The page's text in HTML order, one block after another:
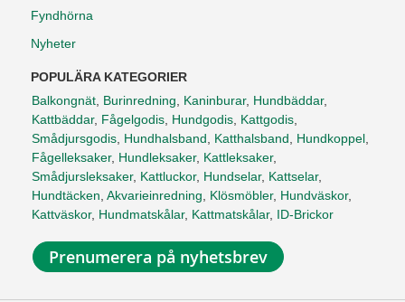
Fyndhörna
Nyheter
POPULÄRA KATEGORIER
Balkongnät, Burinredning, Kaninburar, Hundbäddar,
Kattbäddar, Fågelgodis, Hundgodis, Kattgodis,
Smådjursgodis, Hundhalsband, Katthalsband, Hundkoppel,
Fågelleksaker, Hundleksaker, Kattleksaker,
Smådjursleksaker, Kattluckor, Hundselar, Kattselar,
Hundtäcken, Akvarieinredning, Klösmöbler, Hundväskor,
Kattväskor, Hundmatskålar, Kattmatskålar, ID-Brickor
Prenumerera på nyhetsbrev